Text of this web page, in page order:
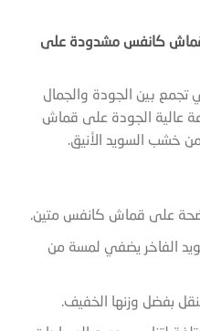
قماش كانفس مشدودة على
تجمع بين الجودة والجمال
عالية الجودة على قماش
خشب السويد الأنيق.
على قماش كانفس متين.
الفاخر يضفي لمسة من
بفضل وزنها الخفيف.